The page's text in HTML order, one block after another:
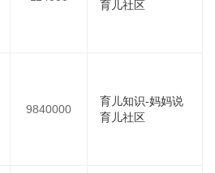
育儿社区
9840000
育儿知识-妈妈说
育儿社区